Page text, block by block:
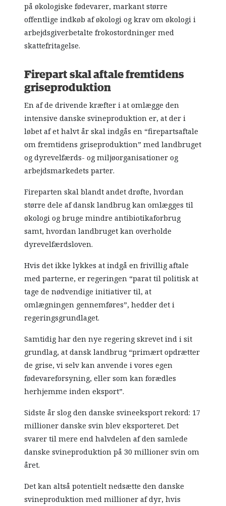
på økologiske fødevarer, markant større
offentlige indkøb af økologi og krav om økologi i
arbejdsgiverbetalte frokostordninger med
skattefritagelse.
Firepart skal aftale fremtidens
griseproduktion
En af de drivende kræfter i at omlægge den
intensive danske svineproduktion er, at der i
løbet af et halvt år skal indgås en “firepartsaftale
om fremtidens griseproduktion” med landbruget
og dyrevelfærds- og miljøorganisationer og
arbejdsmarkedets parter.
Fireparten skal blandt andet drøfte, hvordan
større dele af dansk landbrug kan omlægges til
økologi og bruge mindre antibiotikaforbrug
samt, hvordan landbruget kan overholde
dyrevelfærdsloven.
Hvis det ikke lykkes at indgå en frivillig aftale
med parterne, er regeringen “parat til politisk at
tage de nødvendige initiativer til, at
omlægningen gennemføres”, hedder det i
regeringsgrundlaget.
Samtidig har den nye regering skrevet ind i sit
grundlag, at dansk landbrug “primært opdrætter
de grise, vi selv kan anvende i vores egen
fødevareforsyning, eller som kan forædles
herhjemme inden eksport”.
Sidste år slog den danske svineeksport rekord: 17
millioner danske svin blev eksporteret. Det
svarer til mere end halvdelen af den samlede
danske svineproduktion på 30 millioner svin om
året.
Det kan altså potentielt nedsætte den danske
svineproduktion med millioner af dyr, hvis